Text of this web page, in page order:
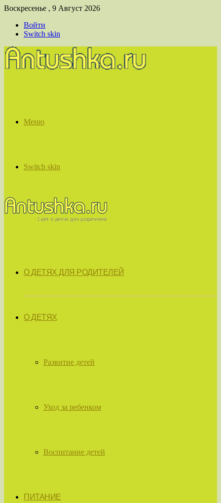
Воскресенье , 9 Август 2026
Войти
Switch skin
Меню
Switch skin
О ДЕТЯХ ДЛЯ РОДИТЕЛЕЙ
О ДЕТЯХ
Развитие детей
Уход за ребенком
Воспитание детей
ПИТАНИЕ